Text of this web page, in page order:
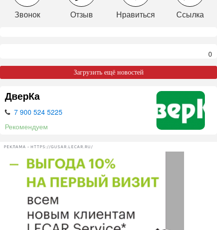
Звонок Отзыв Нравиться Ссылка
0
Загрузить ещё новостей
ДверКа
7 900 524 5225
Рекомендуем
РЕКЛАМА • HTTPS://GUSAR.LECAR.RU/